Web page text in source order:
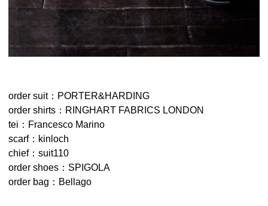
order suit：PORTER&HARDING
order shirts：RINGHART FABRICS LONDON
tei：Francesco Marino
scarf：kinloch
chief：suit110
order shoes：SPIGOLA
order bag：Bellago